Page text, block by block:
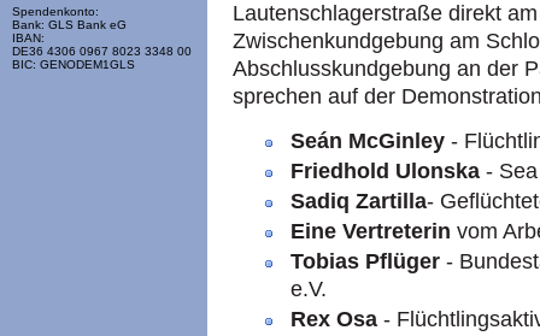
Spendenkonto:
Bank: GLS Bank eG
IBAN:
DE36 4306 0967 8023 3348 00
BIC: GENODEM1GLS
Lautenschlagerstraße direkt
Zwischenkundgebung am
Abschlusskundgebung an der
sprechen auf der
Seán McGinley -
Friedhold Ulonska -
Sadiq Zartilla-
Eine Vertreterin vom
Tobias Pflüger -
e.V.
Rex Osa -